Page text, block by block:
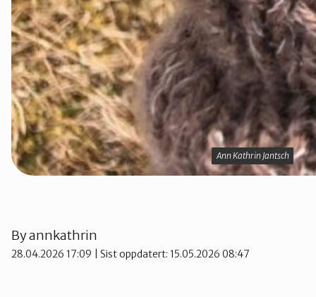
Ann Kathrin Jantsch
Ann Kathrin Jantsch
Byannkathrin
28.04.2026 17:09 | Sist oppdatert: 15.05.2026 08:47